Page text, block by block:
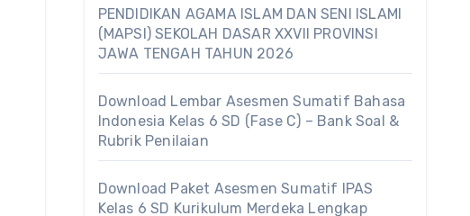
PENDIDIKAN AGAMA ISLAM DAN SENI ISLAMI
(MAPSI) SEKOLAH DASAR XXVII PROVINSI
JAWA TENGAH TAHUN 2026
Download Lembar Asesmen Sumatif Bahasa
Indonesia Kelas 6 SD (Fase C) – Bank Soal &
Rubrik Penilaian
Download Paket Asesmen Sumatif IPAS
Kelas 6 SD Kurikulum Merdeka Lengkap